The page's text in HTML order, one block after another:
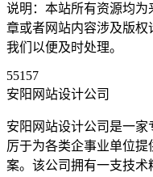
说明：本站所有资源均
章或者网站内容涉及版权
我们以便及时处理。
55157
安阳网站设计公司
安阳网站设计公司是一
厉于为各类企事业单位
案。该公司拥有一支技术